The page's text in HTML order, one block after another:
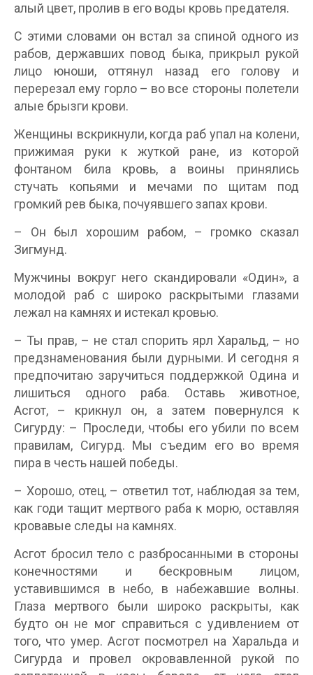
алый цвет, пролив в его воды кровь предателя.
С этими словами он встал за спиной одного из
рабов, державших повод быка, прикрыл рукой
лицо юноши, оттянул назад его голову и
перерезал ему горло – во все стороны полетели
алые брызги крови.
Женщины вскрикнули, когда раб упал на колени,
прижимая руки к жуткой ране, из которой
фонтаном била кровь, а воины принялись
стучать копьями и мечами по щитам под
громкий рев быка, почуявшего запах крови.
– Он был хорошим рабом, – громко сказал
Зигмунд.
Мужчины вокруг него скандировали «Один», а
молодой раб с широко раскрытыми глазами
лежал на камнях и истекал кровью.
– Ты прав, – не стал спорить ярл Харальд, – но
предзнаменования были дурными. И сегодня я
предпочитаю заручиться поддержкой Одина и
лишиться одного раба. Оставь животное,
Асгот, – крикнул он, а затем повернулся к
Сигурду: – Проследи, чтобы его убили по всем
правилам, Сигурд. Мы съедим его во время
пира в честь нашей победы.
– Хорошо, отец, – ответил тот, наблюдая за тем,
как годи тащит мертвого раба к морю, оставляя
кровавые следы на камнях.
Асгот бросил тело с разбросанными в стороны
конечностями и бескровным лицом,
уставившимся в небо, в набежавшие волны.
Глаза мертвого были широко раскрыты, как
будто он не мог справиться с удивлением от
того, что умер. Асгот посмотрел на Харальда и
Сигурда и провел окровавленной рукой по